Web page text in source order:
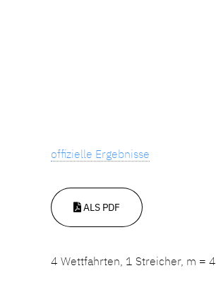
offizielle Ergebnisse
ALS PDF
4 Wettfahrten, 1 Streicher, m = 4